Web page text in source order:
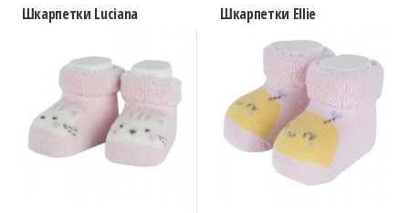
Шкарпетки Luciana Шкарпетки Ellie